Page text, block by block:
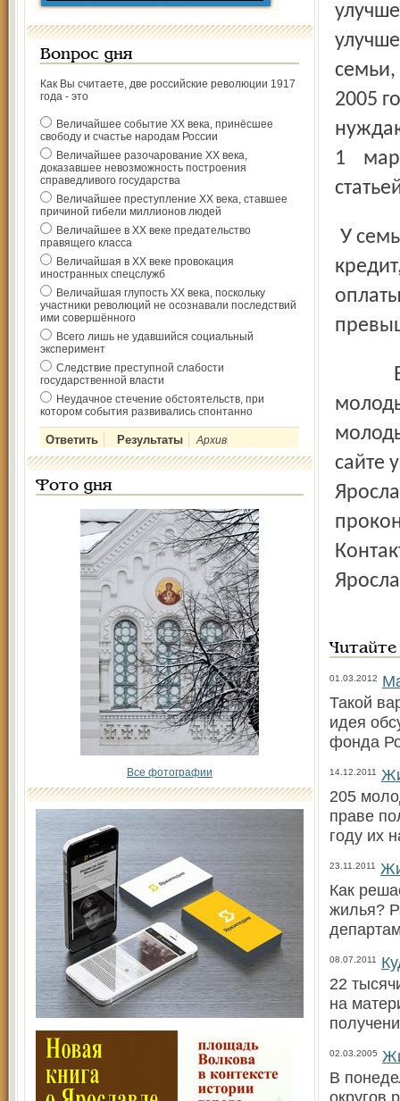
Вопрос дня
Как Вы считаете, две российские революции 1917
года - это
Величайшее событие ХХ века, принёсшее
свободу и счастье народам России
Величайшее разочарование ХХ века,
доказавшее невозможность построения
справедливого государства
Величайшее преступление ХХ века, ставшее
причиной гибели миллионов людей
Величайшее в ХХ веке предательство
правящего класса
Величайшая в ХХ веке провокация
иностранных спецслужб
Величайшая глупость ХХ века, поскольку
участники революций не осознавали последствий
ими совершённого
Всего лишь не удавшийся социальный
эксперимент
Следствие преступной слабости
государственной власти
Неудачное стечение обстоятельств, при
котором события развивались спонтанно
Архив
Фото дня
Все фотографии
семьи,
2005
1
У семьи должны быть доходы, позволяющие получить
Более подробную информацию об
сайте
01.03.2012
Такой
идея
фонда
14.12.2011
205
праве
году их
23.11.2011
Как
жилья?
08.07.2011
22
на
02.03.2005
В
округов